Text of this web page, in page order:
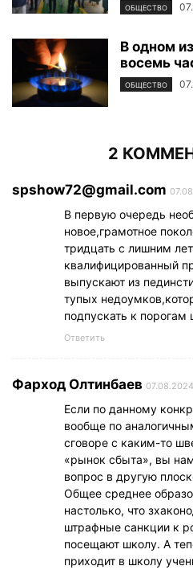
ОБЩЕСТВО
В одном
восемь
ОБЩЕСТВО
2
spshow72@gmail.com
В первую очередь
новое,грамотное
тридцать с лишним
квалифицированный
выпускают из
тупых
подпускать к порогам
Ответить
Фарход Олтинбаев
Если по данному
вообще по
сговоре с каким-то
«рынок сбыта», вы
вопрос в другую
Общее среднее
настолько, что
штрафные санкции к
посещают школу. А
приходит в школу